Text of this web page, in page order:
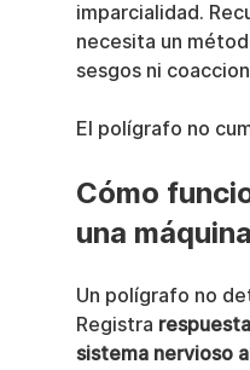
imparcialidad.
necesita un
sesgos ni
El polígrafo no
Cómo
una
Un polígrafo no
Registra
sistema nervioso